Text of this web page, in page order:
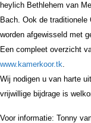
heylich Bethlehem van
Bach. Ook de
worden afgewisseld met
Een compleet overzicht
www.kamerkoor.tk.
Wij nodigen u van harte
vrijwillige bijdrage is
Voor informatie: Tonny